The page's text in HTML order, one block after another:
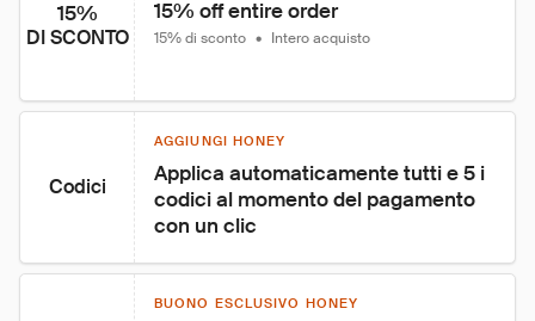
15%
DI SCONTO
15% off entire order
15% di sconto • Intero acquisto
Codici
AGGIUNGI HONEY
Applica automaticamente tutti e 5 i
codici al momento del pagamento
con un clic
BUONO ESCLUSIVO HONEY